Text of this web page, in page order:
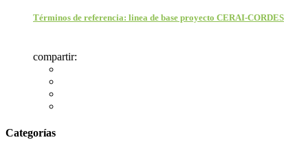
Términos de referencia: linea de base proyecto CERAI-CORDES
compartir:
Categorías